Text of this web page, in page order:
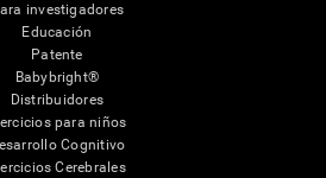
investigadores
Educación
Patente
Babybright®
Distribuidores
para niños
Cognitivo
Cerebrales